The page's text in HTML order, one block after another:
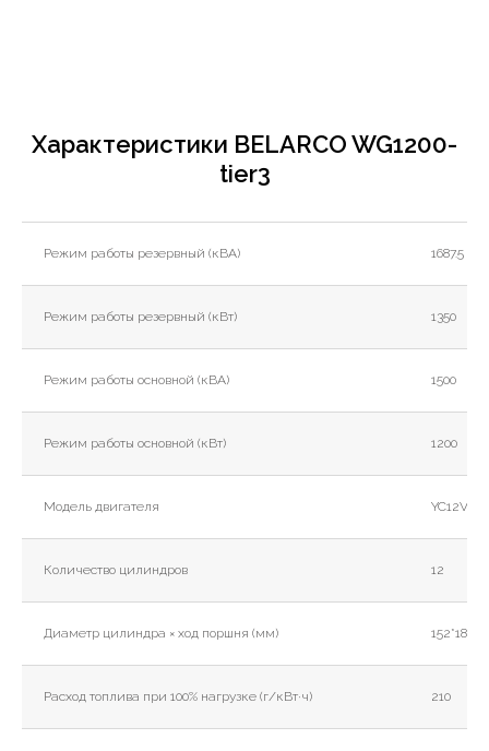
Характеристики BELARCO WG1200-
tier3
Режим работы резервный (кВА) 1687.5
Режим работы резервный (кВт) 1350
Режим работы основной (кВА) 1500
Режим работы основной (кВт) 1200
Модель двигателя
Количество цилиндров 12
Диаметр цилиндра × ход поршня (мм) 152*180
Расход топлива при 100% нагрузке (г/кВт·ч) 210